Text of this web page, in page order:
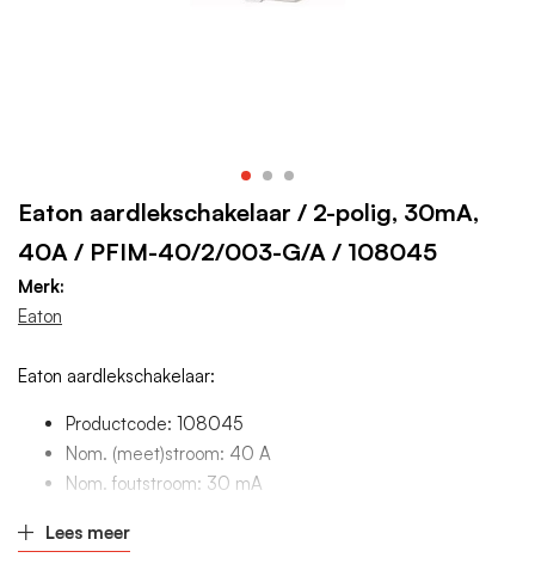
Eaton aardlekschakelaar / 2-polig, 30mA,
40A / PFIM-40/2/003-G/A / 108045
Merk:
Eaton
Eaton aardlekschakelaar:
Productcode: 108045
Nom. (meet)stroom: 40 A
Nom. foutstroom: 30 mA
Breedte in module-eenheden: 2
Lees meer